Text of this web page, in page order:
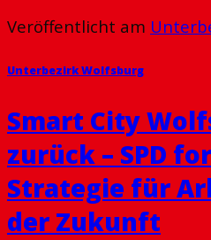
Veröffentlicht am
Unterbezirk Wolfsburg
Smart City
zurück – SPD
Strategie für
der Zukunft